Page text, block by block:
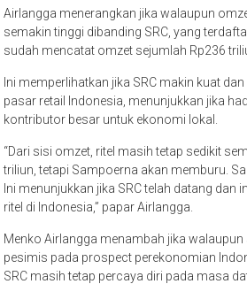
Airlangga menerangkan jika walaupun
semakin tinggi dibanding SRC, yang
sudah mencatat omzet sejumlah Rp236
Ini memperlihatkan jika SRC makin kuat
pasar retail Indonesia, menunjukkan jika
kontributor besar untuk ekonomi lokal.
“Dari sisi omzet, ritel masih tetap sedikit
triliun, tetapi Sampoerna akan memburu.
Ini menunjukkan jika SRC telah datang dan
ritel di Indonesia,” papar Airlangga.
Menko Airlangga menambah jika
pesimis pada prospect perekonomian
SRC masih tetap percaya diri pada masa